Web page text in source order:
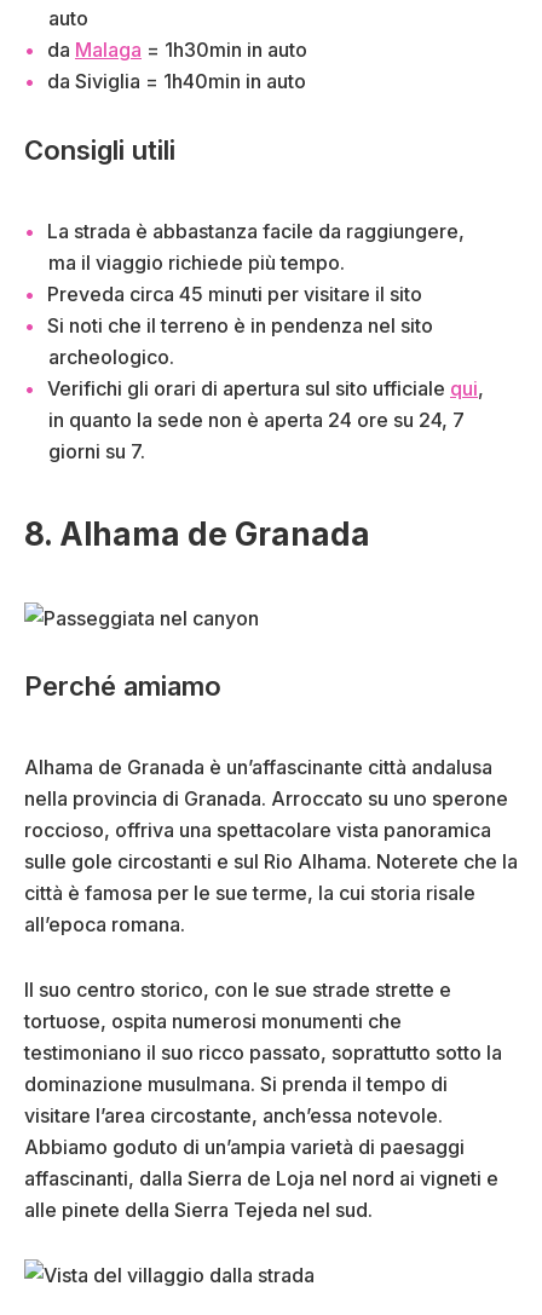
auto
da Malaga = 1h30min in auto
da Siviglia = 1h40min in auto
Consigli utili
La strada è abbastanza facile da raggiungere,
ma il viaggio richiede più tempo.
Preveda circa 45 minuti per visitare il sito
Si noti che il terreno è in pendenza nel sito
archeologico.
Verifichi gli orari di apertura sul sito ufficiale qui,
in quanto la sede non è aperta 24 ore su 24, 7
giorni su 7.
8. Alhama de Granada
Perché amiamo
Alhama de Granada è un’affascinante città andalusa
nella provincia di Granada. Arroccato su uno sperone
roccioso, offriva una spettacolare vista panoramica
sulle gole circostanti e sul Rio Alhama. Noterete che la
città è famosa per le sue terme, la cui storia risale
all’epoca romana.
Il suo centro storico, con le sue strade strette e
tortuose, ospita numerosi monumenti che
testimoniano il suo ricco passato, soprattutto sotto la
dominazione musulmana. Si prenda il tempo di
visitare l’area circostante, anch’essa notevole.
Abbiamo goduto di un’ampia varietà di paesaggi
affascinanti, dalla Sierra de Loja nel nord ai vigneti e
alle pinete della Sierra Tejeda nel sud.